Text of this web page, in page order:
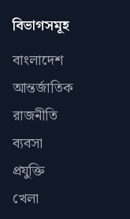
বিভাগসমূহ
বাংলাদেশ
আন্তর্জাতিক
রাজনীতি
ব্যবসা
প্রযুক্তি
খেলা